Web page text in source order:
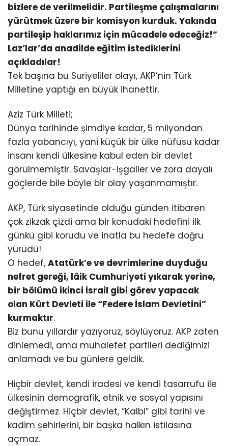
bizlere de verilmelidir. Partileşme çalışmalarını
yürütmek üzere bir komisyon kurduk. Yakında
partileşip haklarımız için mücadele edeceğiz!”
Laz’lar’da anadilde eğitim istediklerini
açıkladılar!
Tek başına bu Suriyeliler olayı, AKP’nin Türk
Milletine yaptığı en büyük ihanettir.
Aziz Türk Milleti;
Dünya tarihinde şimdiye kadar, 5 milyondan
fazla yabancıyı, yani küçük bir ülke nüfusu kadar
insanı kendi ülkesine kabul eden bir devlet
görülmemiştir. Savaşlar-işgaller ve zora dayalı
göçlerde bile böyle bir olay yaşanmamıştır.
AKP, Türk siyasetinde olduğu günden itibaren
çok zikzak çizdi ama bir konudaki hedefini ilk
günkü gibi korudu ve inatla bu hedefe doğru
yürüdü!
O hedef, Atatürk’e ve devrimlerine duyduğu
nefret gereği, lâik Cumhuriyeti yıkarak yerine,
bir bölümü ikinci İsrail gibi görev yapacak
olan Kürt Devleti ile “Federe İslam Devletini”
kurmaktır.
Biz bunu yıllardır yazıyoruz, söylüyoruz. AKP zaten
dinlemedi, ama muhalefet partileri dediğimizi
anlamadı ve bu günlere geldik.
Hiçbir devlet, kendi iradesi ve kendi tasarrufu ile
ülkesinin demografik, etnik ve sosyal yapısını
değiştirmez. Hiçbir devlet, “Kalbi” gibi tarihi ve
kadim şehirlerini, bir başka halkın istilasına
açmaz.